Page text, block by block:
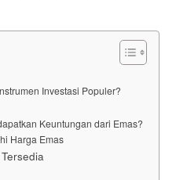
Investasi Populer?
Keuntungan dari Emas?
Harga Emas